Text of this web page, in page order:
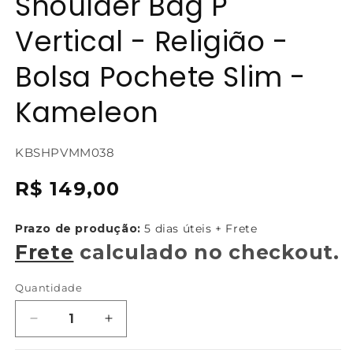
Vertical - Religião -
Bolsa Pochete Slim -
Kameleon
SKU:
sku
KBSHPVMM038
Preço
R$ 149,00
Prazo de produção: 5 dias úteis + Frete
Frete calculado no checkout.
Quantidade
Diminuir
a
Aumentar
a